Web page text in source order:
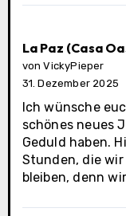
La Paz (Casa
von VickyPieper
31. Dezember 2025
Ich wünsche
schönes neues
Geduld haben.
Stunden, die
bleiben, denn